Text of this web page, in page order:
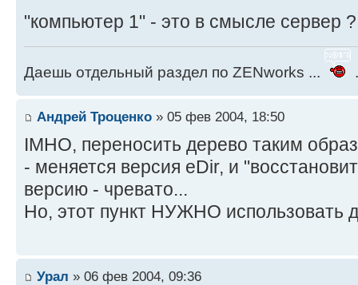
"компьютер 1" - это в смысле сервер ?
Даешь отдельный раздел по ZENworks ...
Андрей Троценко » 05 фев 2004, 18:50
IMHO, переносить дерево таким
- меняется версия eDir, и
версию - чревато...
Но, этот пункт НУЖНО использовать
Урал » 06 фев 2004, 09:36